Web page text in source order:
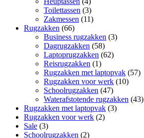
Toilettassen (3)
Zakmessen (11)
Rugzakken (66)
Business rugzakken (3)
Dagrugzakken (58)
Laptoprugzakken (62)
Reisrugzakken (1)
Rugzakken met laptopvak (57)
Rugzakken voor werk (10)
Schoolrugzakken (47)
Waterafstotende rugzakken (43)
Rugzakken met laptopvak (3)
Rugzakken voor werk (2)
Sale (3)
Schoolrugzakken (2)